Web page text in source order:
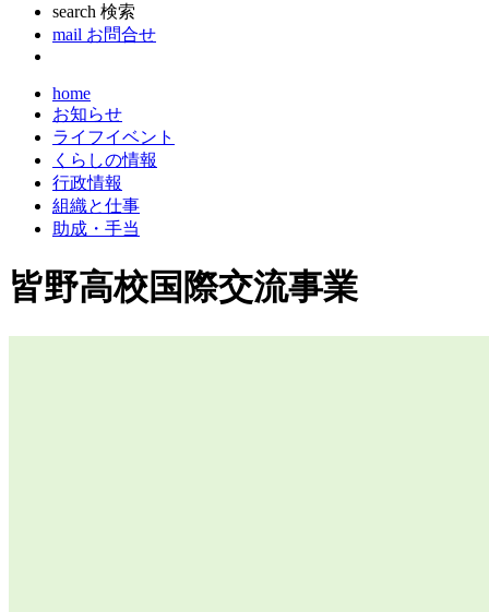
search 検索
mail お問合せ
home
お知らせ
ライフイベント
くらしの情報
行政情報
組織と仕事
助成・手当
皆野高校国際交流事業